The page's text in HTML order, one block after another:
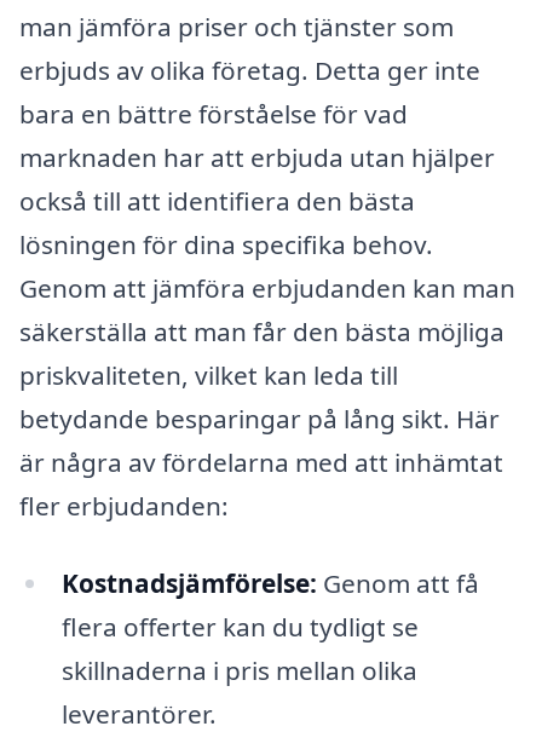
man jämföra priser och tjänster som
erbjuds av olika företag. Detta ger inte
bara en bättre förståelse för vad
marknaden har att erbjuda utan hjälper
också till att identifiera den bästa
lösningen för dina specifika behov.
Genom att jämföra erbjudanden kan man
säkerställa att man får den bästa möjliga
priskvaliteten, vilket kan leda till
betydande besparingar på lång sikt. Här
är några av fördelarna med att inhämtat
fler erbjudanden:
Kostnadsjämförelse: Genom att få
flera offerter kan du tydligt se
skillnaderna i pris mellan olika
leverantörer.